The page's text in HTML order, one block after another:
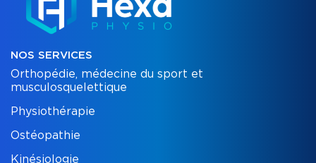
NOS SERVICES
Orthopédie, médecine du sport et
musculosquelettique
Physiothérapie
Ostéopathie
Kinésiologie